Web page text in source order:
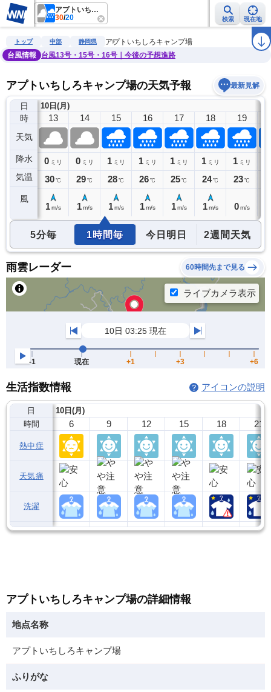
アプトいちしろキャンプ場
30/20 検索 現在地
雨雲レーダー 台風情報 地震情報 警報・注意報 ラ
トップ 中部 静岡県
アプトいちしろキャンプ場
台風情報
台風13号・15号・16号｜今後の予想進路
アプトいちしろキャンプ場の天気予報 最新見解
日
時
天気
降水
気温
風
10日(月)
12
0ミリ
30℃
13
0 ミリ
30℃
1 m/s
14
0 ミリ
29℃
1 m/s
15
1 ミリ
28℃
1 m/s
16
1 ミリ
26℃
1 m/s
17
1 ミリ
25℃
1 m/s
18
1 ミリ
24℃
1 m/s
19
1 ミリ
23℃
0 m/s
5分毎 1時間毎 今日明日 2週間天気
雨雲レーダー 60時間先まで見る
生活指数情報 アイコンの説明
日
時間
熱中症
天気痛
洗濯
10日(月)
6 9 12 15 18 21
アプトいちしろキャンプ場の詳細情報
地点名称
アプトいちしろキャンプ場
ふりがな